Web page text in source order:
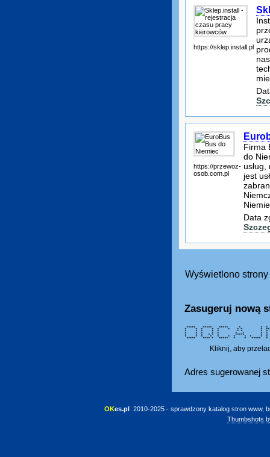
https://sklep.install.pl
https://przewoz-
osob.com.pl
Firma
do
jest
Data
Wyświetlono
Zasugeruj nową
***** ***** ***** * * * *
* * * * * * * * *
* * * * * * * * *
* * * * * * * * *
* * * * * * *****
* * * * * * * * *
***** **** * ***** * * *****
Kliknij, aby
Adres sugerowanej
OKes.pl 2010-2025 - sprawdzony katalog stron www,
Thumbshots